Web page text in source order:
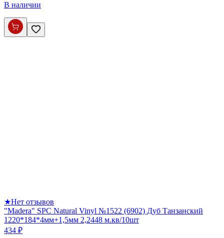
В наличии
★Нет отзывов
"Madera" SPC Natural Vinyl №1522 (6902) Дуб Танзанский
1220*184*4мм+1,5мм 2,2448 м.кв/10шт
434 ₽